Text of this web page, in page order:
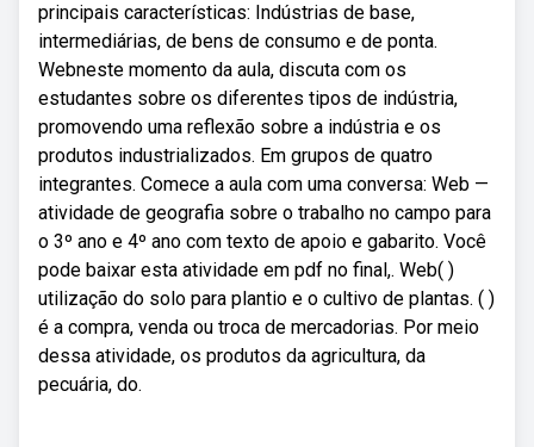
principais características: Indústrias de base,
intermediárias, de bens de consumo e de ponta.
Webneste momento da aula, discuta com os
estudantes sobre os diferentes tipos de indústria,
promovendo uma reflexão sobre a indústria e os
produtos industrializados. Em grupos de quatro
integrantes. Comece a aula com uma conversa: Web —
atividade de geografia sobre o trabalho no campo para
o 3º ano e 4º ano com texto de apoio e gabarito. Você
pode baixar esta atividade em pdf no final,. Web( )
utilização do solo para plantio e o cultivo de plantas. ( )
é a compra, venda ou troca de mercadorias. Por meio
dessa atividade, os produtos da agricultura, da
pecuária, do.